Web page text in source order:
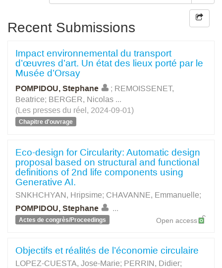
Recent Submissions
Impact environnemental du transport
d’œuvres d’art. Un état des lieux porté par le
Musée d’Orsay
POMPIDOU, Stephane ; REMOISSENET,
Beatrice; BERGER, Nicolas ...
(Les presses du réel, 2024-09-01)
Chapitre d'ouvrage
Eco-design for Circularity: Automatic design
proposal based on structural and functional
definitions of 2nd life components using
Generative AI.
SNKHCHYAN, Hripsime; CHAVANNE, Emmanuelle;
POMPIDOU, Stephane
...
Actes de congrès/Proceedings Open access
Objectifs et réalités de l’économie circulaire
LOPEZ-CUESTA, Jose-Marie; PERRIN, Didier;